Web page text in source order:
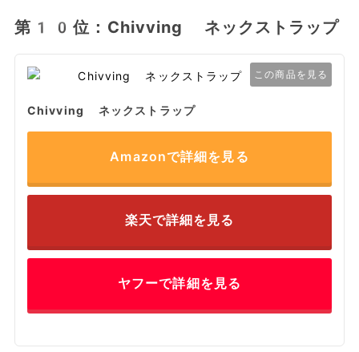
第10位：Chivving ネックストラップ
この商品を見る
Chivving ネックストラップ
Amazonで詳細を見る
楽天で詳細を見る
ヤフーで詳細を見る